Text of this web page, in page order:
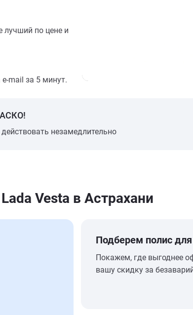
лучший по цене и
mail за 5 минут.
незамедлительно
Vesta в Астрахани
Подберем полис для
Покажем, где выгоднее
вашу скидку за